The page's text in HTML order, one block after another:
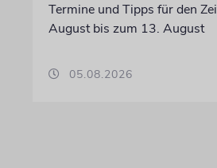
Termine und Tipps für den
August bis zum 13. August
05.08.2026